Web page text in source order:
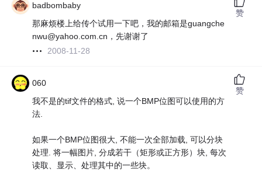
badbombaby
那麻烦楼上给传个试用一下吧，我的邮箱是guangche
nwu@yahoo.com.cn，先谢谢了
2008-11-28
赞
060
我不是的tif文件的格式, 说一个BMP位图可以使用的方
法.
如果一个BMP位图很大, 不能一次全部加载, 可以分块
处理. 将一幅图片, 分成若干（矩形或正方形）块, 每次
读取、显示、处理其中的一些块。
赞